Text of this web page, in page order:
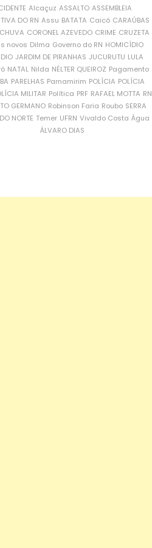
Alcaçuz ASSALTO ASSEMBLEIA
DO RN Assu BATATA Caicó CARAÚBAS
CORONEL AZEVEDO CRIME CRUZETA
novos Dilma Governo do RN HOMICÍDIO
JARDIM DE PIRANHAS JUCURUTU LULA
NATAL Nilda NÉLTER QUEIROZ Pagamento
PARELHAS Parnamirim POLÍCIA POLÍCIA
MILITAR Política PRF RAFAEL MOTTA RN
GERMANO Robinson Faria Roubo SERRA
NORTE Temer UFRN Vivaldo Costa Água
ÁLVARO DIAS